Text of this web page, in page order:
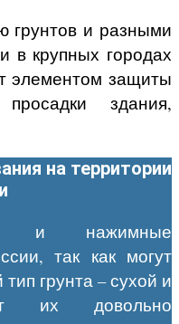
грунтов и разными
в крупных городах
элементом защиты
здания,
на территории
и нажимные
так как могут
грунта – сухой и
их довольно